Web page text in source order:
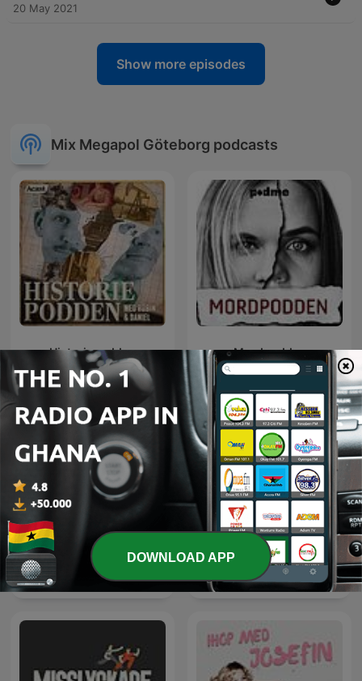
20 May 2021
Show more episodes
Mix Megapol Göteborg podcasts
Historiepodden Mordpodden
Svenska Mordhistorier Framgångspodden
DOWNLOAD APP